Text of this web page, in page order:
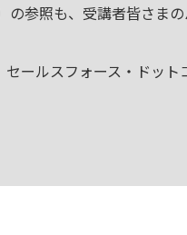
参照も、受講者皆さまの
ールスフォース・ドッ